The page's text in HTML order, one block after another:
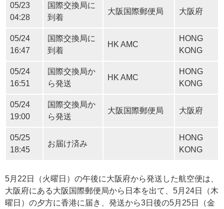
05/23
04:28
国際交換局に
到着
大阪国際郵便局 大阪府
05/24
16:47
国際交換局に
到着
HK AMC
HONG
KONG
05/24
16:51
国際交換局か
ら発送
HK AMC
HONG
KONG
05/24
19:00
国際交換局か
ら発送
大阪国際郵便局 大阪府
05/25
18:45
お届け済み
HONG
KONG
5月22日（火曜日）の午後に大阪府から発送した航空便は、
大阪府にある大阪国際郵便局から日本を出て、5月24日（木
曜日）の夕方に香港に届き、発送から3日後の5月25日（金